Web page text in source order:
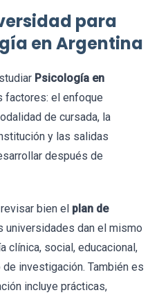
para
en Argentina
Psicología en
factores: el enfoque
de cursada, la
y las salidas
después de
bien el plan de
universidades dan el mismo
clínica, social, educacional,
investigación. También es
incluye prácticas,